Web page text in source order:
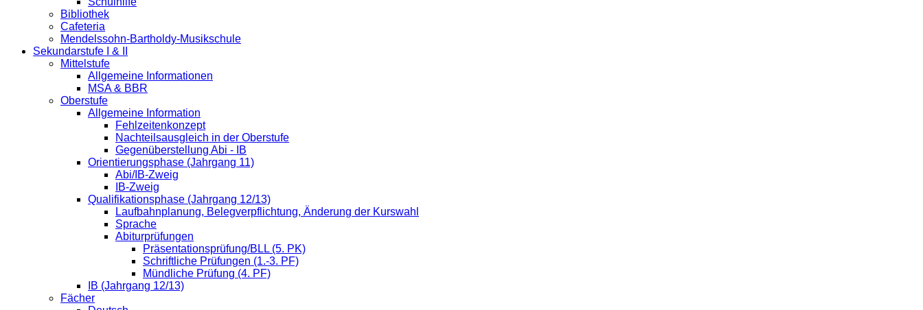
Bibliothek
Cafeteria
Mendelssohn-Bartholdy-Musikschule
Sekundarstufe I & II
Mittelstufe
Allgemeine Informationen
MSA & BBR
Oberstufe
Allgemeine Information
Fehlzeitenkonzept
Nachteilsausgleich in der Oberstufe
Gegenüberstellung Abi - IB
Orientierungsphase (Jahrgang 11)
Abi/IB-Zweig
IB-Zweig
Qualifikationsphase (Jahrgang 12/13)
Laufbahnplanung, Belegverpflichtung, Änderung der Kurswahl
Sprache
Abiturprüfungen
Präsentationsprüfung/BLL (5. PK)
Schriftliche Prüfungen (1.-3. PF)
Mündliche Prüfung (4. PF)
IB (Jahrgang 12/13)
Fächer